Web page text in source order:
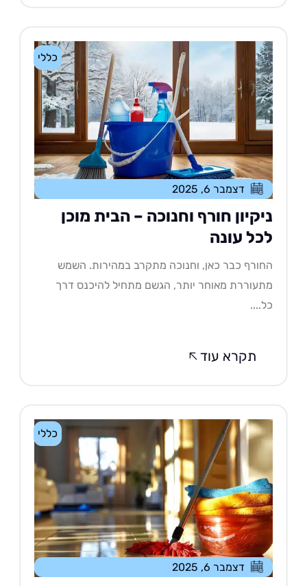
כללי
דצמבר 6, 2025
חורף וחנוכה – הבית מוכן
עונה
כבר כאן, וחנוכה מתקרב במהירות. השמש
מאוחר יותר, הגשם מתחיל להיכנס דרך
תקרא עוד
כללי
דצמבר 6, 2025